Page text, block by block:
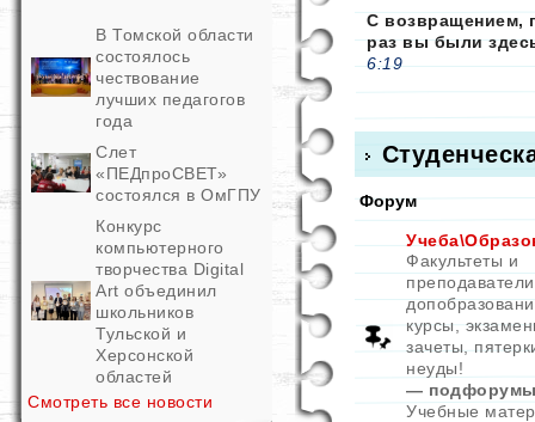
В Томской области
состоялось
чествование
лучших педагогов
года
Слет
«ПЕДпроСВЕТ»
состоялся в ОмГПУ
Конкурс
компьютерного
творчества Digital
Art объединил
школьников
Тульской и
Херсонской
областей
Смотреть все новости
С возвращением,
раз вы были
6:19
Форум
Факультеты и
курсы,
зачеты,
неуды!
—
Учебные